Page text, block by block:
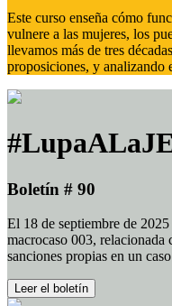
Este curso enseña cómo
vulnere a las mujeres, los
llevamos más de tres
proposiciones, y analizando
Boletín # 90
El 18 de septiembre de
macrocaso 003,
sanciones propias en un
Leer el boletín